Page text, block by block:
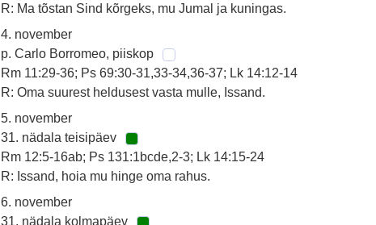
R: Ma tõstan Sind kõrgeks, mu Jumal ja kuningas.
4. november
p. Carlo Borromeo, piiskop
Rm 11:29-36; Ps 69:30-31,33-34,36-37; Lk 14:12-14
R: Oma suurest heldusest vasta mulle, Issand.
5. november
31. nädala teisipäev
Rm 12:5-16ab; Ps 131:1bcde,2-3; Lk 14:15-24
R: Issand, hoia mu hinge oma rahus.
6. november
31. nädala kolmapäev